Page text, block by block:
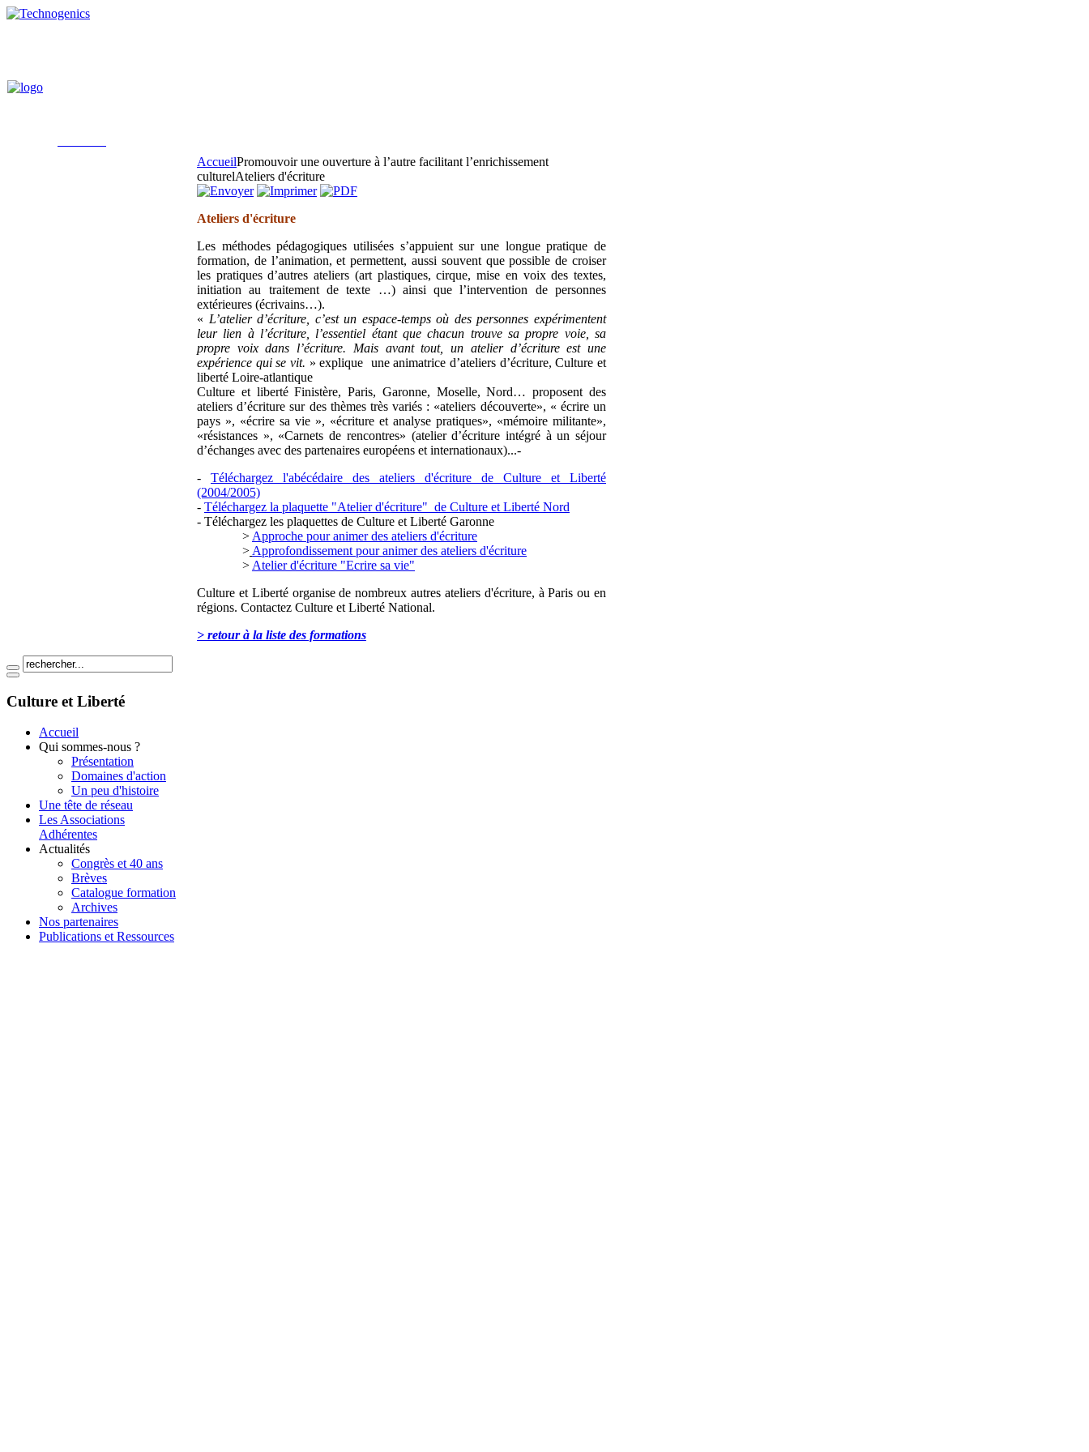
AccueilPromouvoir une ouverture à l’autre facilitant l’enrichissement
culturelAteliers d'écriture
Ateliers d'écriture
Les méthodes pédagogiques utilisées s’appuient sur une longue pratique de
formation, de l’animation, et permettent, aussi souvent que possible de croiser
les pratiques d’autres ateliers (art plastiques, cirque, mise en voix des textes,
initiation au traitement de texte …) ainsi que l’intervention de personnes
extérieures (écrivains…).
« L’atelier d’écriture, c’est un espace-temps où des personnes expérimentent
leur lien à l’écriture, l’essentiel étant que chacun trouve sa propre voie, sa
propre voix dans l’écriture. Mais avant tout, un atelier d’écriture est une
expérience qui se vit. » explique une animatrice d’ateliers d’écriture, Culture et
liberté Loire-atlantique
Culture et liberté Finistère, Paris, Garonne, Moselle, Nord… proposent des
ateliers d’écriture sur des thèmes très variés : «ateliers découverte», « écrire un
pays », «écrire sa vie », «écriture et analyse pratiques», «mémoire militante»,
«résistances », «Carnets de rencontres» (atelier d’écriture intégré à un séjour
d’échanges avec des partenaires européens et internationaux)...-
- Téléchargez l'abécédaire des ateliers d'écriture de Culture et Liberté
(2004/2005)
- Téléchargez la plaquette "Atelier d'écriture" de Culture et Liberté Nord
- Téléchargez les plaquettes de Culture et Liberté Garonne
> Approche pour animer des ateliers d'écriture
> Approfondissement pour animer des ateliers d'écriture
> Atelier d'écriture "Ecrire sa vie"
Culture et Liberté organise de nombreux autres ateliers d'écriture, à Paris ou en
régions. Contactez Culture et Liberté National.
> retour à la liste des formations
Culture et Liberté
Accueil
Qui sommes-nous ?
Présentation
Domaines d'action
Un peu d'histoire
Une tête de réseau
Les Associations
Adhérentes
Actualités
Congrès et 40 ans
Brèves
Catalogue formation
Archives
Nos partenaires
Publications et Ressources